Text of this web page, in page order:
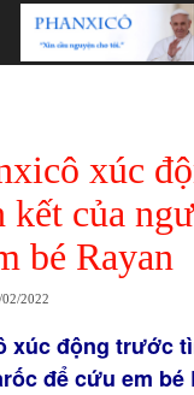
xúc
kết của
bé Rayan
2022
xúc động trước
để cứu em bé